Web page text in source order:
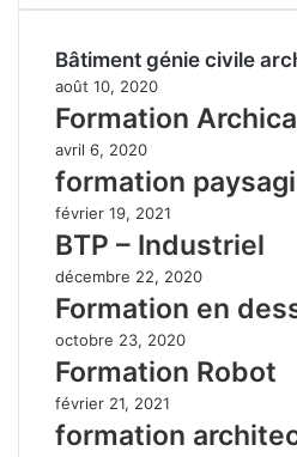
Bâtiment génie civile
août 10, 2020
Formation
avril 6, 2020
formation
février 19, 2021
BTP – Industriel
décembre 22, 2020
Formation en
octobre 23, 2020
Formation Robot
février 21, 2021
formation